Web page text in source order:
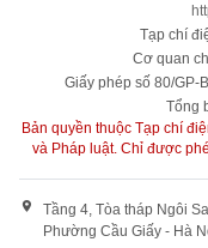
Tạp chí
Cơ quan
Giấy phép số 80/GP-
Tổng
Bản quyền thuộc Tạp chí
và Pháp luật. Chỉ được
Tầng 4, Tòa tháp Ngôi
Phường Cầu Giấy - Hà